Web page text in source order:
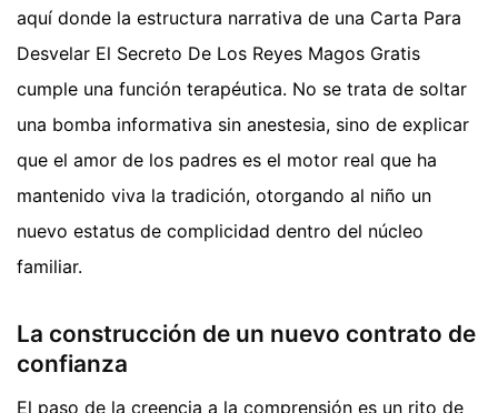
aquí donde la estructura narrativa de una Carta Para
Desvelar El Secreto De Los Reyes Magos Gratis
cumple una función terapéutica. No se trata de soltar
una bomba informativa sin anestesia, sino de explicar
que el amor de los padres es el motor real que ha
mantenido viva la tradición, otorgando al niño un
nuevo estatus de complicidad dentro del núcleo
familiar.
La construcción de un nuevo contrato de
confianza
El paso de la creencia a la comprensión es un rito de